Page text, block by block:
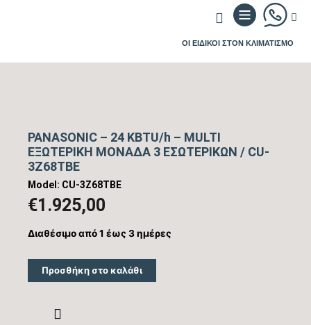
ΟΙ ΕΙΔΙΚΟΙ ΣΤΟΝ ΚΛΙΜΑΤΙΣΜΟ
PANASONIC – 24 KBTU/h – MULTI
ΕΞΩΤΕΡΙΚΗ ΜΟΝΑΔΑ 3 ΕΣΩΤΕΡΙΚΩΝ / CU-
3Z68TBE
Model: CU-3Z68TBE
€1.925,00
Διαθέσιμο από 1 έως 3 ημέρες
Προσθήκη στο καλάθι